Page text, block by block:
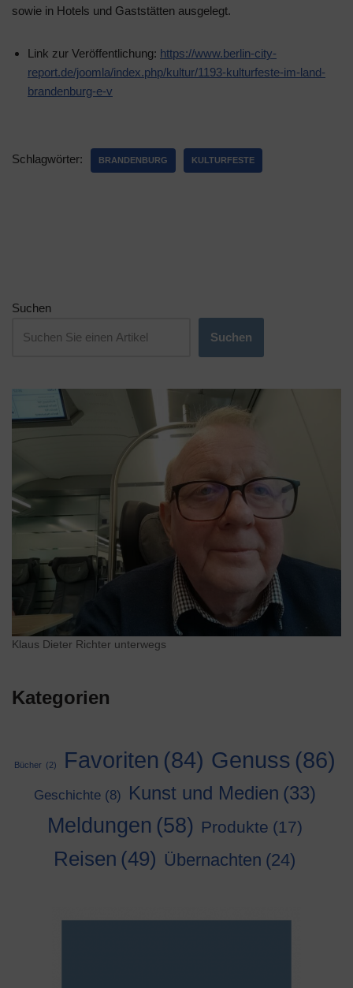
sowie in Hotels und Gaststätten ausgelegt.
Link zur Veröffentlichung: https://www.berlin-city-
report.de/joomla/index.php/kultur/1193-kulturfeste-im-land-
brandenburg-e-v
Schlagwörter: BRANDENBURG KULTURFESTE
Suchen
Suchen
Klaus Dieter Richter unterwegs
Kategorien
Bücher (2) Favoriten (84) Genuss (86)
Geschichte (8) Kunst und Medien (33)
Meldungen (58) Produkte (17)
Reisen (49) Übernachten (24)